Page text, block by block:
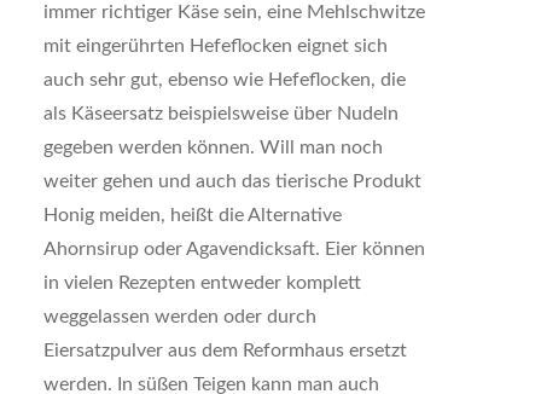
immer richtiger Käse sein, eine Mehlschwitze
mit eingerührten Hefeflocken eignet sich
auch sehr gut, ebenso wie Hefeflocken, die
als Käseersatz beispielsweise über Nudeln
gegeben werden können. Will man noch
weiter gehen und auch das tierische Produkt
Honig meiden, heißt die Alternative
Ahornsirup oder Agavendicksaft. Eier können
in vielen Rezepten entweder komplett
weggelassen werden oder durch
Eiersatzpulver aus dem Reformhaus ersetzt
werden. In süßen Teigen kann man auch